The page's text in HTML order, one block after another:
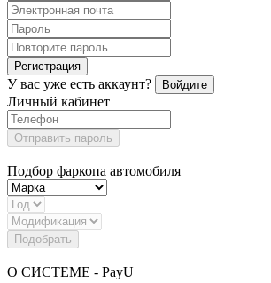
Регистрация
У вас уже есть аккаунт? Войдите
Личный кабинет
Отправить пароль
Подбор фаркопа автомобиля
Подобрать
О СИСТЕМЕ - PayU